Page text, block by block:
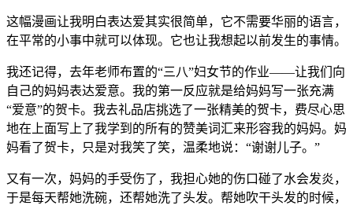
这幅漫画让我明白表达爱其实很简单，它不需要华丽的语言，
在平常的小事中就可以体现。它也让我想起以前发生的事情。
我还记得，去年老师布置的“三八”妇女节的作业——让我们向
自己的妈妈表达爱意。我的第一反应就是给妈妈写一张充满
“爱意”的贺卡。我去礼品店挑选了一张精美的贺卡，费尽心思
地在上面写上了我学到的所有的赞美词汇来形容我的妈妈。妈
妈看了贺卡，只是对我笑了笑，温柔地说：“谢谢儿子。”
又有一次，妈妈的手受伤了，我担心她的伤口碰了水会发炎，
于是每天帮她洗碗，还帮她洗了头发。帮她吹干头发的时候，